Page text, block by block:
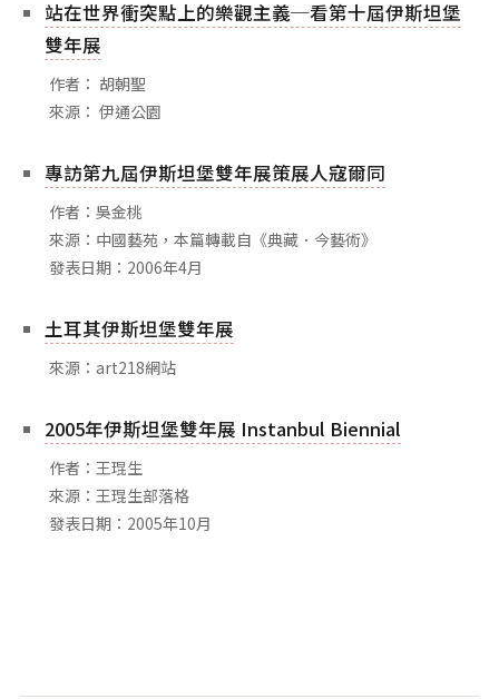
站在世界衝突點上的樂觀主義─看第十屆伊斯坦堡
雙年展
作者： 胡朝聖
來源： 伊通公園
專訪第九屆伊斯坦堡雙年展策展人寇爾同
作者：吳金桃
來源：中國藝苑，本篇轉載自《典藏．今藝術》
發表日期：2006年4月
土耳其伊斯坦堡雙年展
來源：art218網站
2005年伊斯坦堡雙年展 Instanbul Biennial
作者：王琨生
來源：王琨生部落格
發表日期：2005年10月